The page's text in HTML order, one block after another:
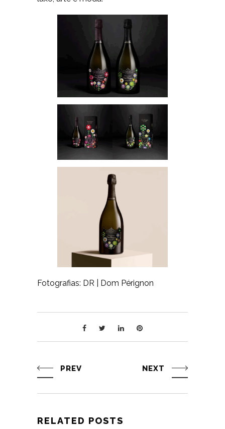
Fotografias: DR | Dom Pérignon
PREV NEXT
RELATED POSTS